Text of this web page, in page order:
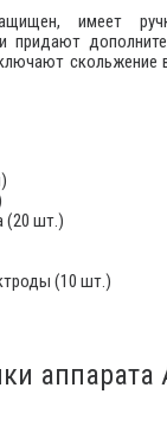
имеет
придают
скольжение
(20 шт.)
(10 шт.)
аппарата